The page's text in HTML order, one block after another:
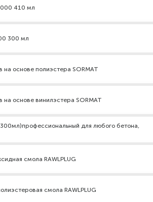
410 мл
300 мл
основе полиэстера SORMAT
основе винилэстера SORMAT
для любого бетона,
смола RAWLPLUG
смола RAWLPLUG